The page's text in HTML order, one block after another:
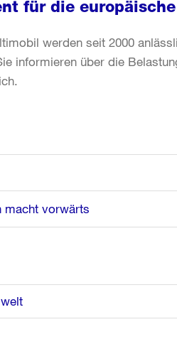
für die
werden seit 2000
informieren über die
macht vorwärts